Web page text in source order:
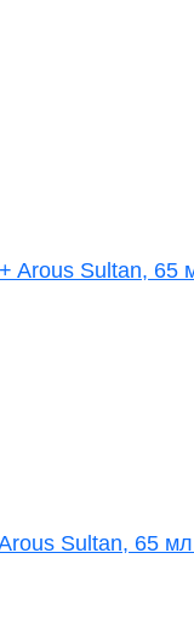
Sultan, 65